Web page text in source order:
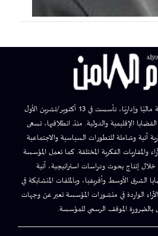
مؤسسة إعلامية وبحثية مستقلة ماليًا وإداريًا، تأسست في 13 أكتوبر/تشرين الأول
القضايا الإقليمية والدولية. منذ انطلاقتها، تسعى
آنية وشاملة للتطورات السياسية والاجتماعية
والمقاربات الفكرية المختلفة. كما تعمل المؤسسة
خلال إنتاج بحوث ودراسات استراتيجية، آنية
الأوسط وأفريقيا، وبالملفات المتشابكة في
الواردة في منشورات المؤسسة تعبر عن وجهات
بالضرورة الموقف الرسمي للمؤسسة.